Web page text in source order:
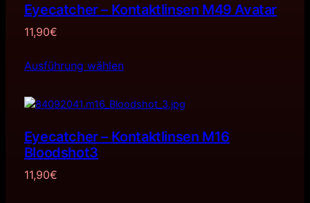
Eyecatcher – Kontaktlinsen M49 Avatar
11,90€
Ausführung wählen
Eyecatcher – Kontaktlinsen M16
Bloodshot3
11,90€